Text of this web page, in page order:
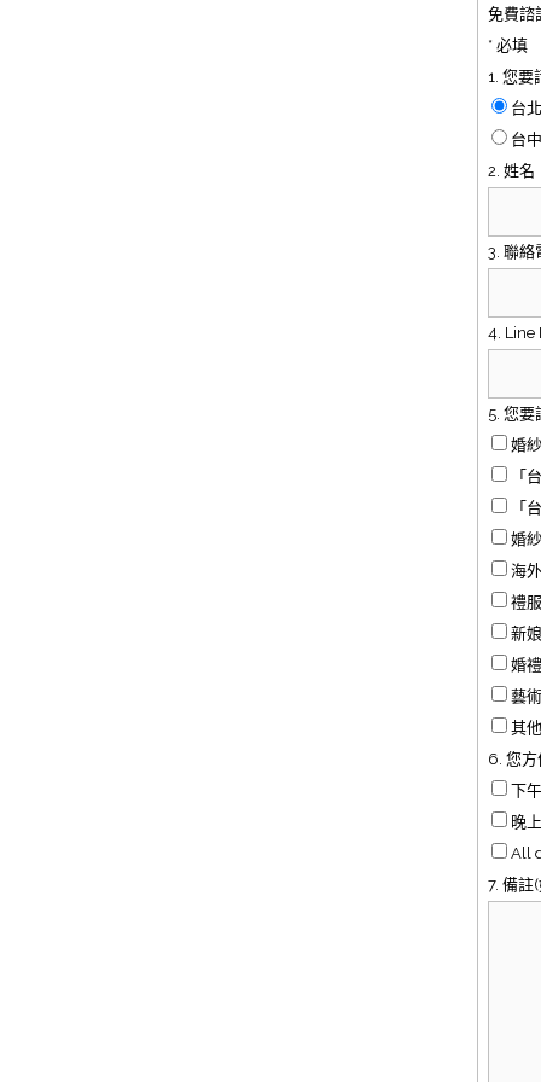
免費諮
* 必填
1. 您要
台
台
2. 姓名
3. 聯絡
4. Line
5. 您要
婚
「
「
婚
海
禮
新
婚
藝
其
6. 您方
下
晚
All
7. 備註